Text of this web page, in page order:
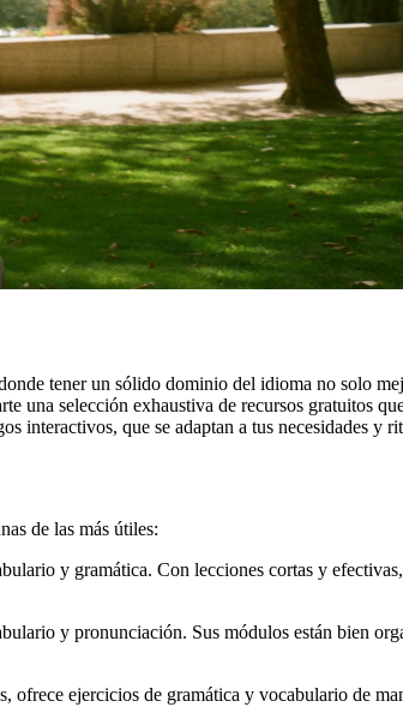
tener un sólido dominio del idioma no solo
una selección exhaustiva de recursos gratuitos
interactivos, que se adaptan a tus necesidades y
de las más útiles:
y gramática. Con lecciones cortas y
y pronunciación. Sus módulos están bien
ejercicios de gramática y vocabulario de